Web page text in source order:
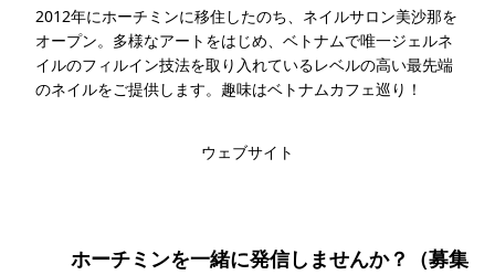
2012年にホーチミンに移住したのち、ネイルサロン美沙那を
オープン。多様なアートをはじめ、ベトナムで唯一ジェルネ
イルのフィルイン技法を取り入れているレベルの高い最先端
のネイルをご提供します。趣味はベトナムカフェ巡り！
ウェブサイト
ホーチミンを一緒に発信しませんか？（募集